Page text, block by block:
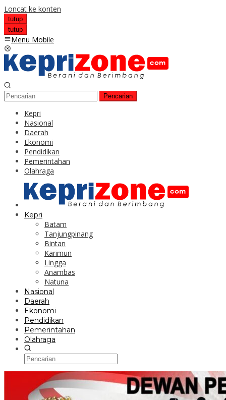
Loncat ke konten
tutup
tutup
Menu Mobile
Pencarian
Kepri
Nasional
Daerah
Ekonomi
Pendidikan
Pemerintahan
Olahraga
Kepri
Batam
Tanjungpinang
Bintan
Karimun
Lingga
Anambas
Natuna
Nasional
Daerah
Ekonomi
Pendidikan
Pemerintahan
Olahraga